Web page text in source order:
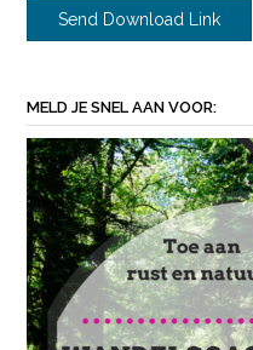
MELD JE SNEL AAN VOOR: